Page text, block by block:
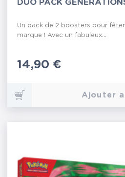
DUO PACK
Un pack de 2 boosters pour
marque ! Avec un fabuleux...
Prix
14,90 €
Ajouter